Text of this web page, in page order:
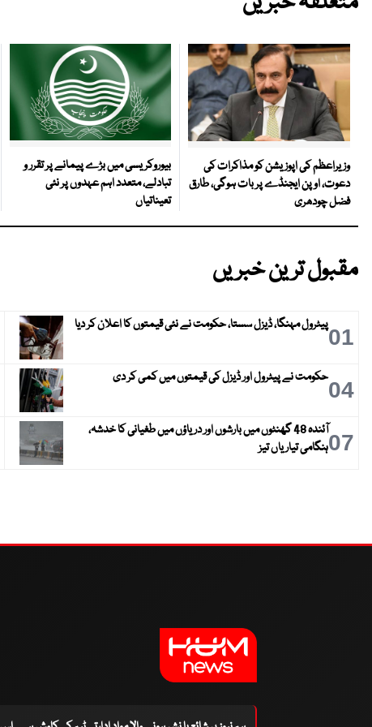
وزیراعظم کی اپوزیشن کو مذاکرات کی
دعوت، اوپن ایجنڈے پر بات ہوگی، طارق
فضل چودھری
بیوروکریسی میں بڑے پیمانے پر تقرر و
تبادلے، متعدد اہم عہدوں پر نئی
تعیناتیاں
مقبول ترین خبریں
01پیٹرول مہنگا، ڈیزل سستا، حکومت نے نئی قیمتوں کا اعلان کر دیا
04حکومت نے پیٹرول اور ڈیزل کی قیمتوں میں کمی کر دی
07
آئندہ 48 گھنٹوں میں بارشوں اور دریاؤں میں طغیانی کا خدشہ،
ہنگامی تیاریاں تیز